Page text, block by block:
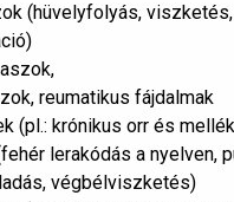
(hüvelyfolyás,
reumatikus fájdalmak
(pl.: krónikus orr és
lerakódás a nyelven,
végbélviszketés)